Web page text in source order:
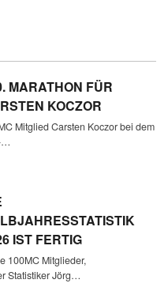
MARATHON FÜR
KOCZOR
Mitglied Carsten Koczor bei dem
…
IST FERTIG
100MC Mitglieder,
Statistiker Jörg…